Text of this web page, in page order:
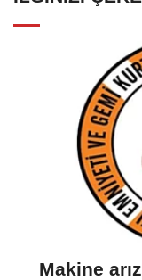
Makine